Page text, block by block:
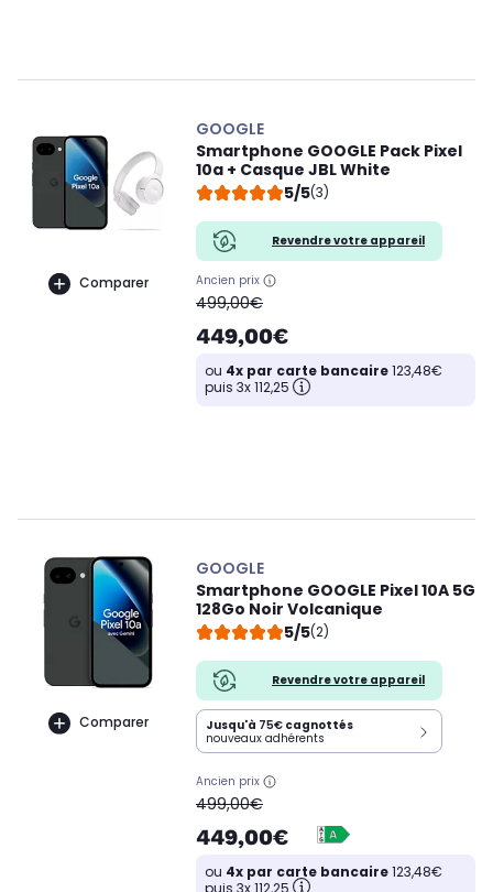
Comparer
GOOGLE
Smartphone GOOGLE Pack Pixel
10a + Casque JBL White
5/5(3)
Revendre votre appareil
Ancien prix
oldPrice
499,00€
449,00€
ou 4x par carte bancaire123,48€
puis 3x 112,25
Comparer
GOOGLE
Smartphone GOOGLE Pixel 10A 5G
128Go Noir Volcanique
5/5(2)
Revendre votre appareil
Jusqu'à 75€ cagnottés
nouveaux adhérents
Ancien prix
oldPrice
499,00€
449,00€
ou 4x par carte bancaire123,48€
puis 3x 112,25